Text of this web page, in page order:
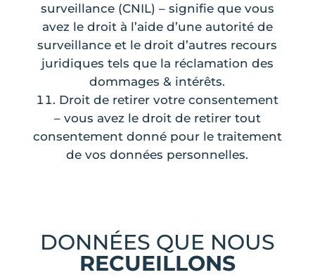
surveillance (CNIL) – signifie que vous
avez le droit à l’aide d’une autorité de
surveillance et le droit d’autres recours
juridiques tels que la réclamation des
dommages & intérêts.
Droit de retirer votre consentement
– vous avez le droit de retirer tout
consentement donné pour le traitement
de vos données personnelles.
DONNÉES QUE NOUS
RECUEILLONS